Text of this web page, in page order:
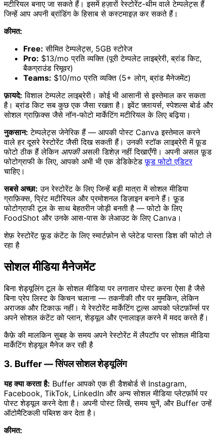
मटीरियल बनाए जा सकते हैं। इसमें हज़ारों रेस्टोरेंट-थीम वाले टेम्पलेट्स हैं
जिन्हें आप अपनी ब्रांडिंग के हिसाब से कस्टमाइज़ कर सकते हैं।
कीमत:
Free: सीमित टेम्पलेट्स, 5GB स्टोरेज
Pro: $13/mo प्रति व्यक्ति (पूरी टेम्पलेट लाइब्रेरी, ब्रांड किट,
बैकग्राउंड रिमूवर)
Teams: $10/mo प्रति व्यक्ति (5+ लोग, ब्रांड मैनेजमेंट)
फ़ायदे: विशाल टेम्पलेट लाइब्रेरी। कोई भी आसानी से इस्तेमाल कर सकता
है। ब्रांड किट सब कुछ एक जैसा रखता है। इवेंट फ़्लायर्स, स्पेशल्स बोर्ड और
सोशल ग्राफ़िक्स जैसे नॉन-फोटो मार्केटिंग मटीरियल के लिए बढ़िया।
नुकसान: टेम्पलेट्स जेनेरिक हैं — आपकी पोस्ट Canva इस्तेमाल करने
वाले हर दूसरे रेस्टोरेंट जैसी दिख सकती हैं। उनकी स्टॉक लाइब्रेरी में फ़ूड
फोटो ठीक हैं लेकिन आपकीअसली डिशेज़ नहीं दिखाएँगी। अपनी असल फ़ूड
फोटोग्राफी के लिए, आपको अभी भी एक डेडिकेटेडफ़ूड फोटो एडिटर
चाहिए।
सबसे अच्छा: उन रेस्टोरेंट के लिए जिन्हें बड़ी मात्रा में सोशल मीडिया
ग्राफ़िक्स, प्रिंट मटीरियल और प्रमोशनल डिज़ाइन बनाने हैं। फ़ूड
फोटोग्राफी टूल के साथ बेहतरीन जोड़ी बनती है — फोटो के लिए
FoodShot और उनके आस-पास के लेआउट के लिए Canva।
शेफ़ रेस्टोरेंट फ़ूड कंटेंट के लिए स्मार्टफ़ोन से प्लेटेड पास्ता डिश की फोटो ले
रहा है
सोशल मीडिया मैनेजमेंट
बिना शेड्यूलिंग टूल के सोशल मीडिया पर लगातार पोस्ट करना ऐसा है जैसे
बिना प्रेप लिस्ट के किचन चलाना — तकनीकी तौर पर मुमकिन, लेकिन
अराजक और टिकाऊ नहीं। ये रेस्टोरेंट मार्केटिंग टूल्स आपको प्लेटफ़ॉर्म्स पर
अपने सोशल कंटेंट को प्लान, शेड्यूल और एनालाइज़ करने में मदद करते हैं।
कैफ़े की मालकिन सुबह के समय अपने रेस्टोरेंट में लैपटॉप पर सोशल मीडिया
मार्केटिंग शेड्यूल मैनेज कर रही है
3. Buffer — सिंपल सोशल शेड्यूलिंग
यह क्या करता है: Buffer आपको एक ही डैशबोर्ड से Instagram,
Facebook, TikTok, LinkedIn और अन्य सोशल मीडिया प्लेटफ़ॉर्म पर
पोस्ट शेड्यूल करने देता है। अपनी पोस्ट लिखें, समय चुनें, और Buffer उन्हें
ऑटोमैटिकली पब्लिश कर देता है।
कीमत: